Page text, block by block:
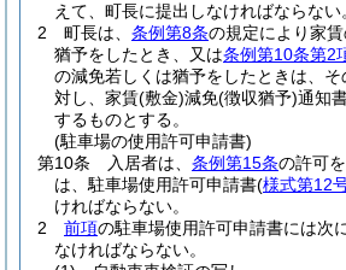
えて、町長に提出しなければならない
2
町長は、 条例第8条の規定により家
猶予をしたとき、又は条例第10条第2
の減免若しくは猶予をしたときは、
対し、家賃(敷金)減免(徴収猶予)通知
するものとする。
(駐車場の使用許可申請書)
第10条
入居者は、 条例第15条の許可
は、駐車場使用許可申請書(様式第12
ければならない。
2
前項の駐車場使用許可申請書には次
なければならない。